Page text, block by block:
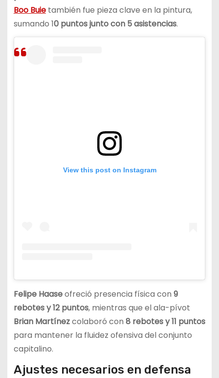
Boo Buietambién fue pieza clave en la pintura,
sumando 10 puntosjunto con 5 asistencias.
View this post on Instagram
Felipe Haaseofreció presencia física con 9
rebotesy12 puntos, mientras que el ala-pívot
Brian Martínezcolaboró con 8 rebotesy11 puntos
para mantener la fluidez ofensiva del conjunto
capitalino.
Ajustes necesarios en defensa